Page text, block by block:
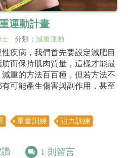
運動計畫
士 分類： 減重運動
疾病，我們首先要設定減肥目
而保持肌肉質量，這樣才能最
重的方法百百種，但若方法不
可能產生傷害與副作用，甚至
重量訓練
阻力訓練
讚 1 則留言